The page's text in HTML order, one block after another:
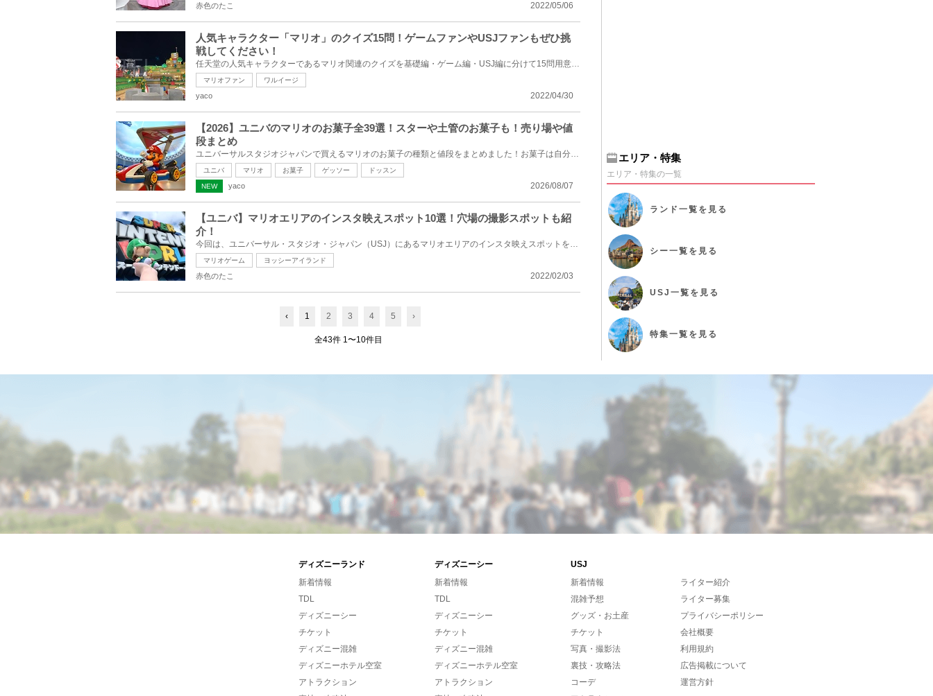
2022/05/06
赤色のたこ
人気キャラクター「マリオ」のクイズ15問！ゲームファンやUSJファンもぜひ挑
戦してください！
任天堂の人気キャラクターであるマリオ関連のクイズを基礎編・ゲーム編・USJ編に分けて15問用意していま...
マリオファン ワルイージ
2022/04/30
yaco
【2026】ユニバのマリオのお菓子全39選！スターや土管のお菓子も！売り場や値
段まとめ
ユニバーサルスタジオジャパンで買えるマリオのお菓子の種類と値段をまとめました！お菓子は自分用にお...
ユニバ マリオ お菓子 ゲッソー ドッスン
2026/08/07
NEW yaco
【ユニバ】マリオエリアのインスタ映えスポット10選！穴場の撮影スポットも紹
介！
今回は、ユニバーサル・スタジオ・ジャパン（USJ）にあるマリオエリアのインスタ映えスポットをご紹介し...
マリオゲーム ヨッシーアイランド
2022/02/03
赤色のたこ
‹ 1 2 3 4 5 ›
全43件 1〜10件目
エリア・特集
エリア・特集の一覧
ランド 一覧を見る
シー一覧を見る
USJ 一覧を見る
特集一覧を見る
ディズニーランド ディズニーシー
USJ
新着情報
TDL
ディズニーシー
チケット
ディズニー混雑
ディズニーホテル空室
アトラクション
新着情報
TDL
ディズニーシー
チケット
ディズニー混雑
ディズニーホテル空室
アトラクション
新着情報
混雑予想
グッズ・お土産
チケット
写真・撮影法
裏技・攻略法
コーデ
ライター紹介
ライター募集
プライバシーポリシー
会社概要
利用規約
広告掲載について
運営方針